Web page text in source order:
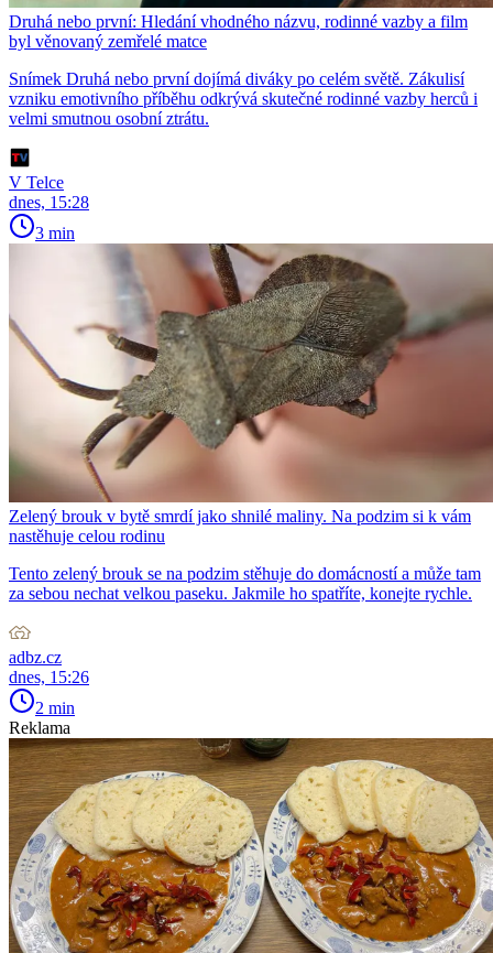
Druhá nebo první: Hledání vhodného názvu, rodinné vazby a film
byl věnovaný zemřelé matce
Snímek Druhá nebo první dojímá diváky po celém světě. Zákulisí
vzniku emotivního příběhu odkrývá skutečné rodinné vazby herců i
velmi smutnou osobní ztrátu.
V Telce
dnes, 15:28
3 min
Zelený brouk v bytě smrdí jako shnilé maliny. Na podzim si k vám
nastěhuje celou rodinu
Tento zelený brouk se na podzim stěhuje do domácností a může tam
za sebou nechat velkou paseku. Jakmile ho spatříte, konejte rychle.
adbz.cz
dnes, 15:26
2 min
Reklama